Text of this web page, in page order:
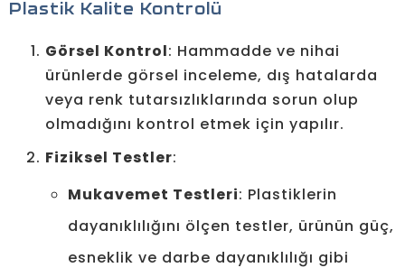
Plastik Kalite Kontrolü
Görsel Kontrol: Hammadde ve nihai
ürünlerde görsel inceleme, dış hatalarda
veya renk tutarsızlıklarında sorun olup
olmadığını kontrol etmek için yapılır.
Fiziksel Testler:
Mukavemet Testleri: Plastiklerin
dayanıklılığını ölçen testler, ürünün güç,
esneklik ve darbe dayanıklılığı gibi